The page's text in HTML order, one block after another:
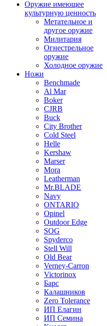
Оружие имеющее
культурную ценность
Метательное и
другое оружие
Милитария
Огнестрельное
оружие
Холодное оружие
Ножи
Benchmade
Al Mar
Boker
CJRB
Buck
City Brother
Cold Steel
Helle
Kershaw
Marser
Mora
Leatherman
Mr.BLADE
Navy
ONTARIO
Opinel
Outdoor Edge
SOG
Spyderco
Stell Will
Old Bear
Verney-Carron
Victorinox
Барс
Калашников
Zero Tolerance
ИП Елагин
ИП Семина